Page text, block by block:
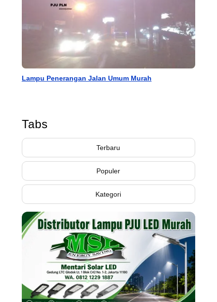
Lampu Penerangan Jalan Umum Murah
Tabs
Terbaru
Populer
Kategori